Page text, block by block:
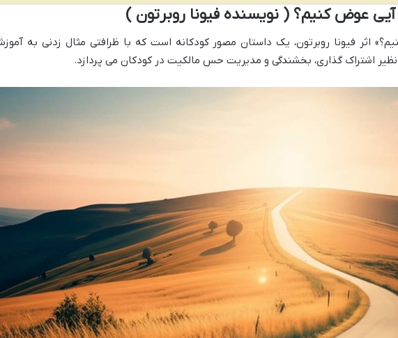
عوض کنیم؟ ( نویسنده فیونا روبرتون )
اثر فیونا روبرتون، یک داستان مصور کودکانه است که با ظرافتی مثال زدنی به
نظیر اشتراک گذاری، بخشندگی و مدیریت حس مالکیت در کودکان می پردازد.